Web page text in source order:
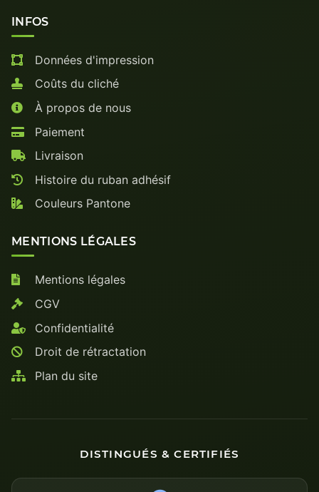
INFOS
Données d'impression
Coûts du cliché
À propos de nous
Paiement
Livraison
Histoire du ruban adhésif
Couleurs Pantone
MENTIONS LÉGALES
Mentions légales
CGV
Confidentialité
Droit de rétractation
Plan du site
DISTINGUÉS & CERTIFIÉS